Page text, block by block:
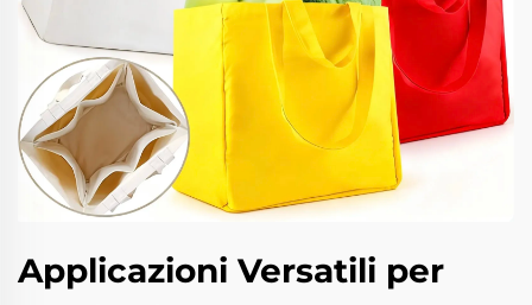
Applicazioni Versatili per